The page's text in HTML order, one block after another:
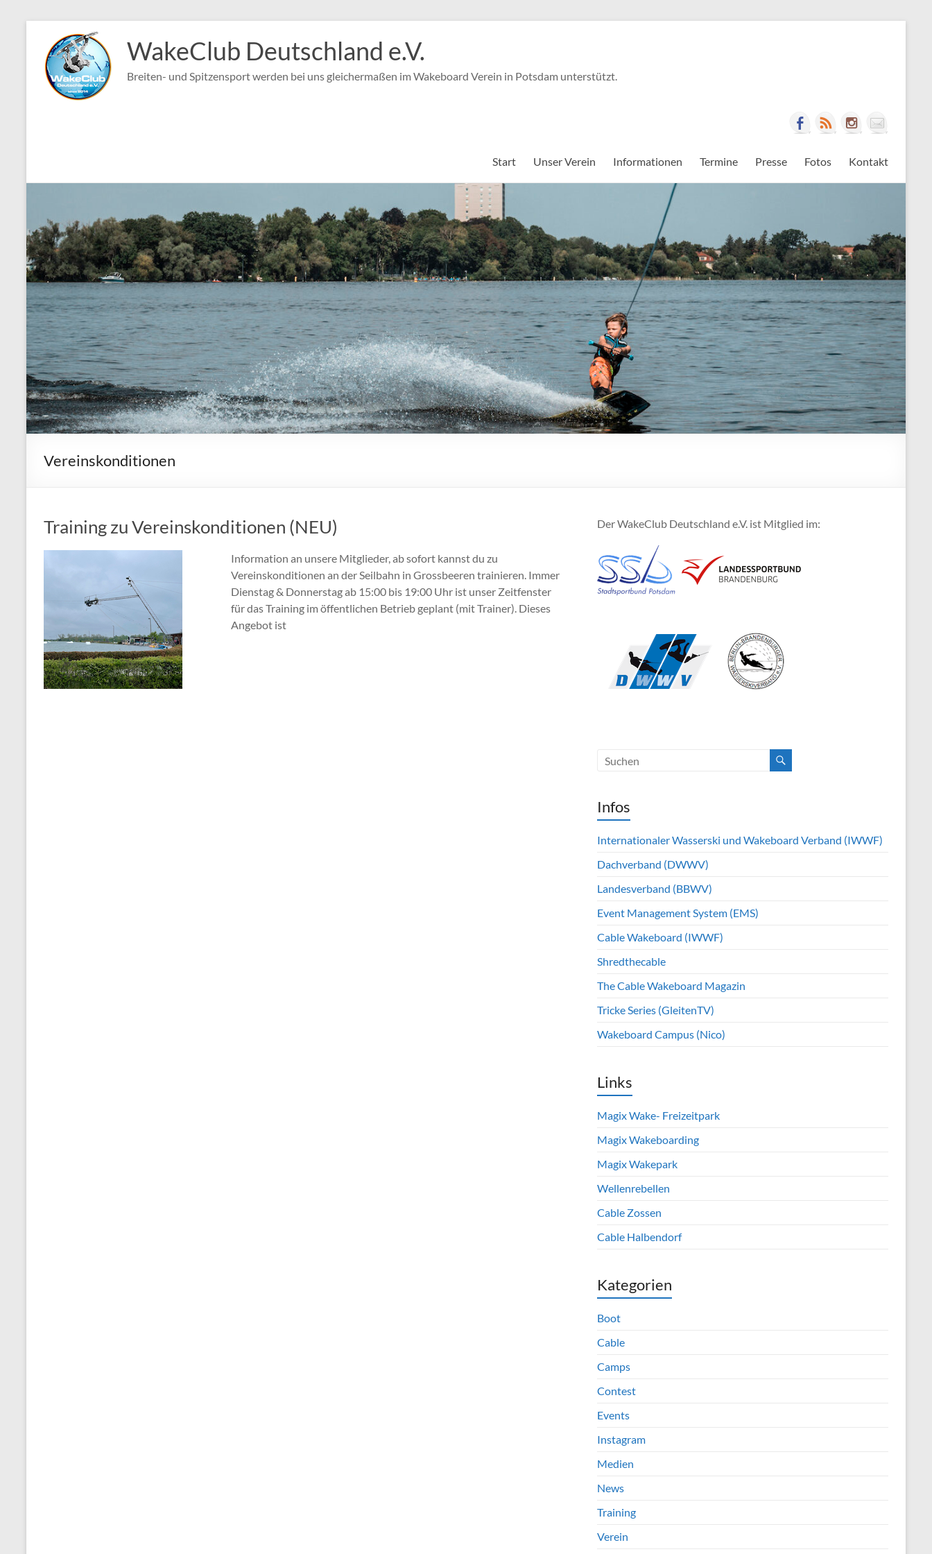
springen
WakeClub Deutschland e.V.
Breiten- und Spitzensport werden bei uns gleichermaßen im Wakeboard Verein in Potsdam unterstützt.
Start Unser Verein Informationen Termine Presse Fotos Kontakt
Vereinskonditionen
Training zu Vereinskonditionen (NEU)
Information an unsere Mitglieder, ab sofort kannst du zu
Vereinskonditionen an der Seilbahn in Grossbeeren trainieren. Immer
Dienstag & Donnerstag ab 15:00 bis 19:00 Uhr ist unser Zeitfenster
für das Training im öffentlichen Betrieb geplant (mit Trainer). Dieses
Angebot ist
Der WakeClub Deutschland e.V. ist Mitglied im:
Infos
Internationaler Wasserski und Wakeboard Verband (IWWF)
Dachverband (DWWV)
Landesverband (BBWV)
Event Management System (EMS)
Cable Wakeboard (IWWF)
Shredthecable
The Cable Wakeboard Magazin
Tricke Series (GleitenTV)
Wakeboard Campus (Nico)
Links
Magix Wake- Freizeitpark
Magix Wakeboarding
Magix Wakepark
Wellenrebellen
Cable Zossen
Cable Halbendorf
Kategorien
Boot
Cable
Camps
Contest
Events
Instagram
Medien
News
Training
Verein